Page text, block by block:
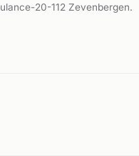
20-112 Zevenbergen.